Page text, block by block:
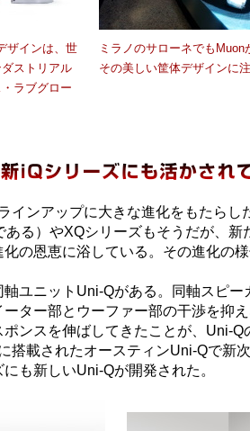
ザインは、世
ストリアル
ラブグロー
ミラノのサローネでもMuon
その美しい筐体デザインに
インアップに大きな進化をもたらし
ある）やXQシリーズもそうだが、新
化の恩恵に浴している。その進化の
ユニットUni-Qがある。同軸スピー
ター部とウーファー部の干渉を抑
ンスを伸ばしてきたことが、Uni-Q
搭載されたオースティンUni-Qで新
も新しいUni-Qが開発された。